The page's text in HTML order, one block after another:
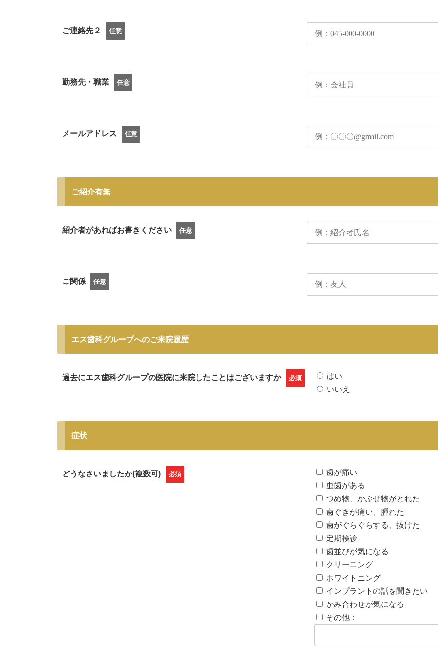
ご連絡先２ 任意
勤務先・職業 任意
メールアドレス 任意
ご紹介有無
紹介者があればお書きください 任意
ご関係 任意
エス歯科グループへのご来院履歴
過去にエス歯科グループの医院に来院したことはございますか 必須
はい
いいえ
症状
どうなさいましたか(複数可) 必須
歯が痛い
虫歯がある
つめ物、かぶせ物がとれた
歯ぐきが痛い、腫れた
歯がぐらぐらする、抜けた
定期検診
歯並びが気になる
クリーニング
ホワイトニング
インプラントの話を聞きたい
かみ合わせが気になる
その他：